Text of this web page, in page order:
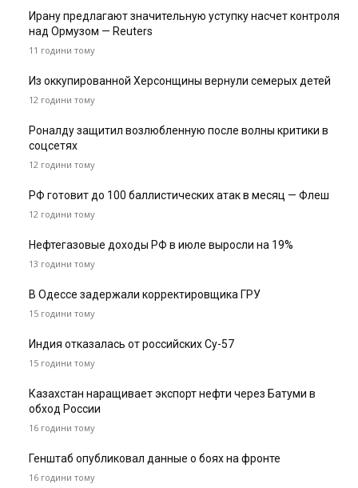
Ирану предлагают значительную уступку насчет контроля
над Ормузом — Reuters
11 години тому
Из оккупированной Херсонщины вернули семерых детей
12 години тому
Роналду защитил возлюбленную после волны критики в
соцсетях
12 години тому
РФ готовит до 100 баллистических атак в месяц — Флеш
12 години тому
Нефтегазовые доходы РФ в июле выросли на 19%
13 години тому
В Одессе задержали корректировщика ГРУ
15 години тому
Индия отказалась от российских Су-57
15 години тому
Казахстан наращивает экспорт нефти через Батуми в
обход России
16 години тому
Генштаб опубликовал данные о боях на фронте
16 години тому